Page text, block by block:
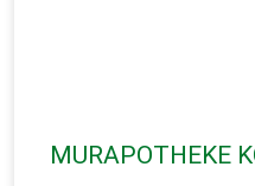
MURAPOTHEKE